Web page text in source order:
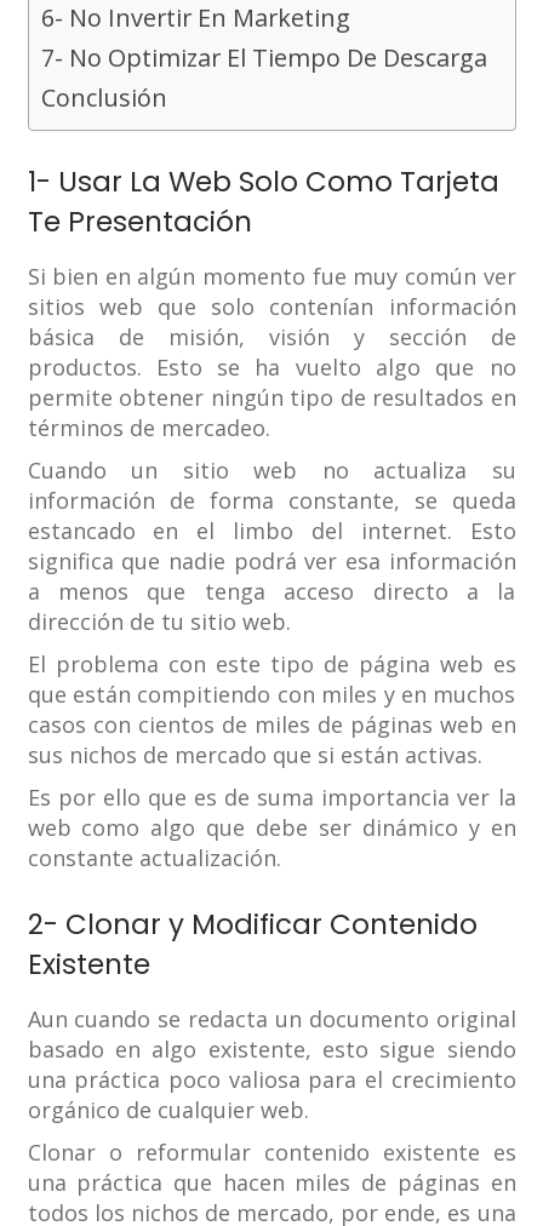
6- No Invertir En Marketing
7- No Optimizar El Tiempo De Descarga
Conclusión
1- Usar La Web Solo Como Tarjeta
Te Presentación
Si bien en algún momento fue muy común ver
sitios web que solo contenían información
básica de misión, visión y sección de
productos. Esto se ha vuelto algo que no
permite obtener ningún tipo de resultados en
términos de mercadeo.
Cuando un sitio web no actualiza su
información de forma constante, se queda
estancado en el limbo del internet. Esto
significa que nadie podrá ver esa información
a menos que tenga acceso directo a la
dirección de tu sitio web.
El problema con este tipo de página web es
que están compitiendo con miles y en muchos
casos con cientos de miles de páginas web en
sus nichos de mercado que si están activas.
Es por ello que es de suma importancia ver la
web como algo que debe ser dinámico y en
constante actualización.
2- Clonar y Modificar Contenido
Existente
Aun cuando se redacta un documento original
basado en algo existente, esto sigue siendo
una práctica poco valiosa para el crecimiento
orgánico de cualquier web.
Clonar o reformular contenido existente es
una práctica que hacen miles de páginas en
todos los nichos de mercado, por ende, es una